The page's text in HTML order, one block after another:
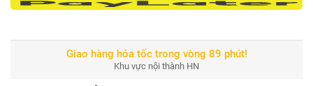
Giao hàng hỏa tốc trong vòng 89 phút!
Khu vực nội thành HN